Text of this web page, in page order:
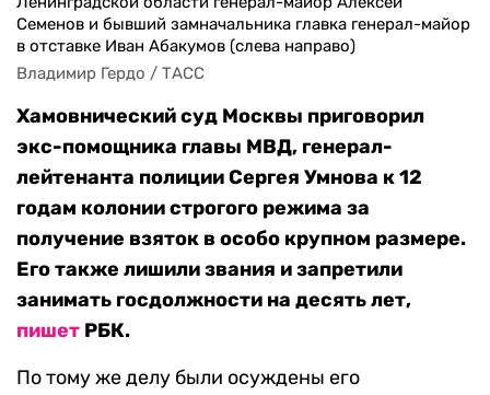
Семенов и бывший замначальника главка генерал-майор
в отставке Иван Абакумов (слева направо)
Владимир Гердо / ТАСС
Хамовнический суд Москвы приговорил
экс-помощника главы МВД, генерал-
лейтенанта полиции Сергея Умнова к 12
годам колонии строгого режима за
получение взяток в особо крупном размере.
Его также лишили звания и запретили
занимать госдолжности на десять лет,
пишет РБК.
По тому же делу были осуждены его